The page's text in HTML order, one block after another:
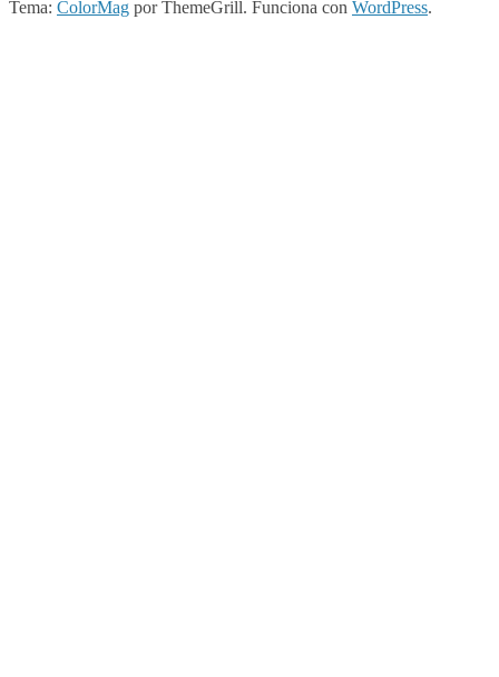
Tema: ColorMag por ThemeGrill. Funciona con WordPress.